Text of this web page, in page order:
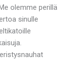
olemme perillä
sinulle